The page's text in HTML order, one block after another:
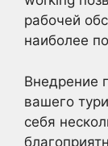
рабочей
наиболее
Внедрение
вашего
себя